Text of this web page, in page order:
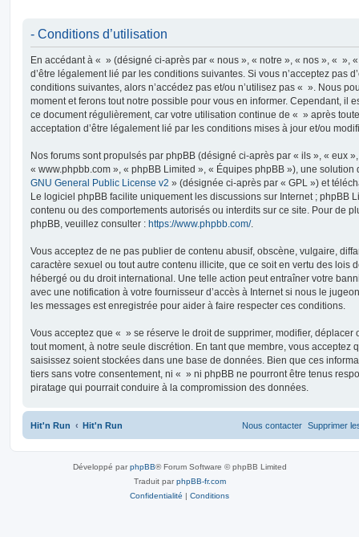
- Conditions d’utilisation
En accédant à « » (désigné ci-après par « nous », « notre », « nos », « »,
d’être légalement lié par les conditions suivantes. Si vous n’acceptez pas
conditions suivantes, alors n’accédez pas et/ou n’utilisez pas « ». Nous
moment et ferons tout notre possible pour vous en informer. Cependant, il
ce document régulièrement, car votre utilisation continue de « » après
acceptation d’être légalement lié par les conditions mises à jour et/ou
Nos forums sont propulsés par phpBB (désigné ci-après par « ils », « eux
« www.phpbb.com », « phpBB Limited », « Équipes phpBB »), une
GNU General Public License v2 » (désignée ci-après par « GPL ») et
Le logiciel phpBB facilite uniquement les discussions sur Internet ; phpBB
contenu ou des comportements autorisés ou interdits sur ce site. Pour de
phpBB, veuillez consulter : https://www.phpbb.com/.
Vous acceptez de ne pas publier de contenu abusif, obscène, vulgaire,
caractère sexuel ou tout autre contenu illicite, que ce soit en vertu des lois
hébergé ou du droit international. Une telle action peut entraîner votre
avec une notification à votre fournisseur d’accès à Internet si nous le
les messages est enregistrée pour aider à faire respecter ces conditions.
Vous acceptez que « » se réserve le droit de supprimer, modifier, déplacer
tout moment, à notre seule discrétion. En tant que membre, vous acceptez
saisissez soient stockées dans une base de données. Bien que ces
tiers sans votre consentement, ni « » ni phpBB ne pourront être tenus
piratage qui pourrait conduire à la compromission des données.
Hit'n Run Hit'n Run Supprimer
Nous contacter
Développé parphpBB® Forum Software © phpBB Limited
Traduit parphpBB-fr.com
Confidentialité | Conditions